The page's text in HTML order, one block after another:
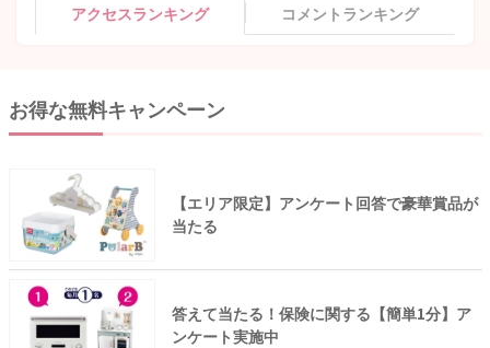
アクセスランキング コメントランキング
お得な無料キャンペーン
【エリア限定】アンケート回答で豪華賞品が
当たる
答えて当たる！保険に関する【簡単1分】ア
ンケート実施中